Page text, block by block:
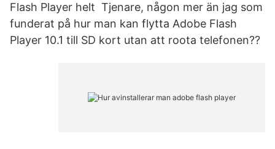
Flash Player helt Tjenare, någon mer än jag som
funderat på hur man kan flytta Adobe Flash
Player 10.1 till SD kort utan att roota telefonen??